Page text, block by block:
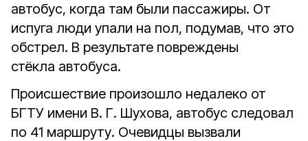
автобус, когда там были пассажиры. От
испуга люди упали на пол, подумав, что это
обстрел. В результате повреждены
стёкла автобуса.
Происшествие произошло недалеко от
БГТУ имени В. Г. Шухова, автобус следовал
по 41 маршруту. Очевидцы вызвали